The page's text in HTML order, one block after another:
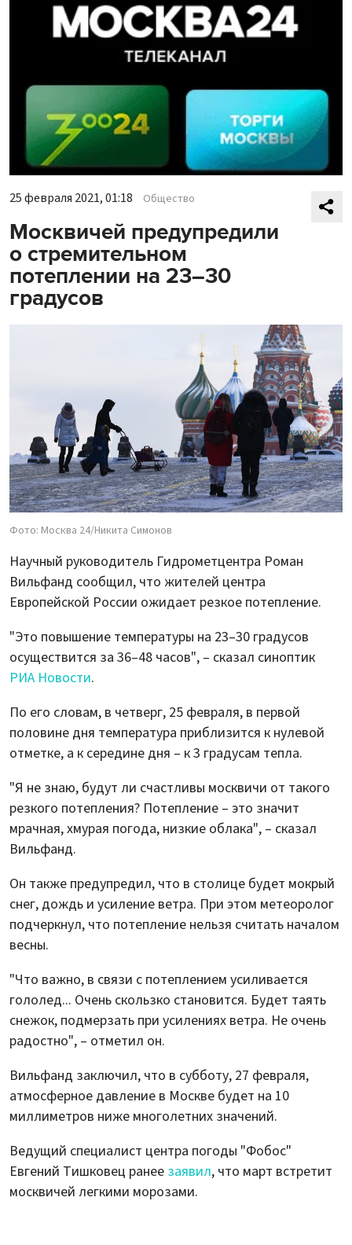
25 февраля 2021, 01:18 Общество
Москвичей предупредили
о стремительном
потеплении на 23–30
градусов
Фото: Москва 24/Никита Симонов
Научный руководитель Гидрометцентра Роман
Вильфанд сообщил, что жителей центра
Европейской России ожидает резкое потепление.
"Это повышение температуры на 23–30 градусов
осуществится за 36–48 часов", – сказал синоптик
РИА Новости.
По его словам, в четверг, 25 февраля, в первой
половине дня температура приблизится к нулевой
отметке, а к середине дня – к 3 градусам тепла.
"Я не знаю, будут ли счастливы москвичи от такого
резкого потепления? Потепление – это значит
мрачная, хмурая погода, низкие облака", – сказал
Вильфанд.
Он также предупредил, что в столице будет мокрый
снег, дождь и усиление ветра. При этом метеоролог
подчеркнул, что потепление нельзя считать началом
весны.
"Что важно, в связи с потеплением усиливается
гололед... Очень скользко становится. Будет таять
снежок, подмерзать при усилениях ветра. Не очень
радостно", – отметил он.
Вильфанд заключил, что в субботу, 27 февраля,
атмосферное давление в Москве будет на 10
миллиметров ниже многолетних значений.
Ведущий специалист центра погоды "Фобос"
Евгений Тишковец ранее заявил, что март встретит
москвичей легкими морозами.